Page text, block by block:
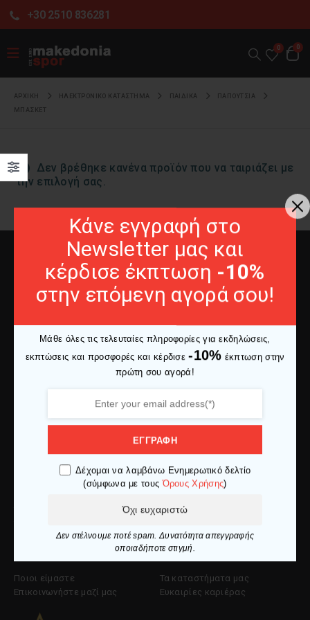
+30 2510 836281
0 0
ΑΡΧΙΚΉ ΗΛΕΚΤΡΟΝΙΚΌ ΚΑΤΆΣΤΗΜΑ ΠΑΙΔΙΚΑ
ΠΑΠΟΥΤΣΙΑ
ΜΠΑΣΚΕΤ
Δεν βρέθηκε κανένα προϊόν που να ταιριάζει με
την επιλογή σας.
Ελ. Βενιζέλου 27 653 02, Καβάλα
info@makedoniaspor.gr
Εξυπηρέτηση Πελατών
Ο λογαριασμός μου
Ιστορικό παραγγελιών
Πολιτική επιστροφών
Πολιτική cookies
Όροι χρήσης
Ποιοι είμαστε
Επικοινωνήστε μαζί μας
Τα καταστήματα μας
Ευκαιρίες καριέρας
Κάνε εγγραφή στο
Newsletter μας και
κέρδισε έκπτωση -10%
στην επόμενη αγορά σου!
Μάθε όλες τις τελευταίες πληροφορίες για εκδηλώσεις,
εκπτώσεις και προσφορές και κέρδισε-10% έκπτωση στην
πρώτη σου αγορά!
ΕΓΓΡΑΦΗ
Δέχομαι να λαμβάνω Ενημερωτικό δελτίο
(σύμφωνα με τουςΌρους Χρήσης)
Όχι ευχαριστώ
Δεν στέλνουμε ποτέ spam. Δυνατότητα απεγγραφής
οποιαδήποτε στιγμή.